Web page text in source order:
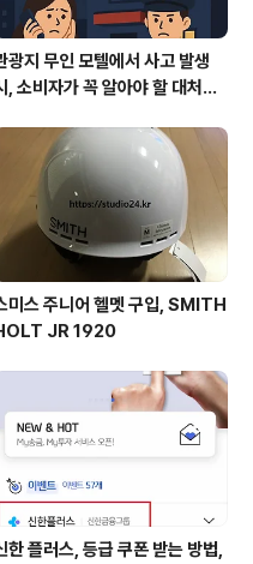
광지 무인 모텔에서 사고 발생
, 소비자가 꼭 알아야 할 대처법
미스 주니어 헬멧 구입, SMITH
JR 1920
한 플러스, 등급 쿠폰 받는 방법,